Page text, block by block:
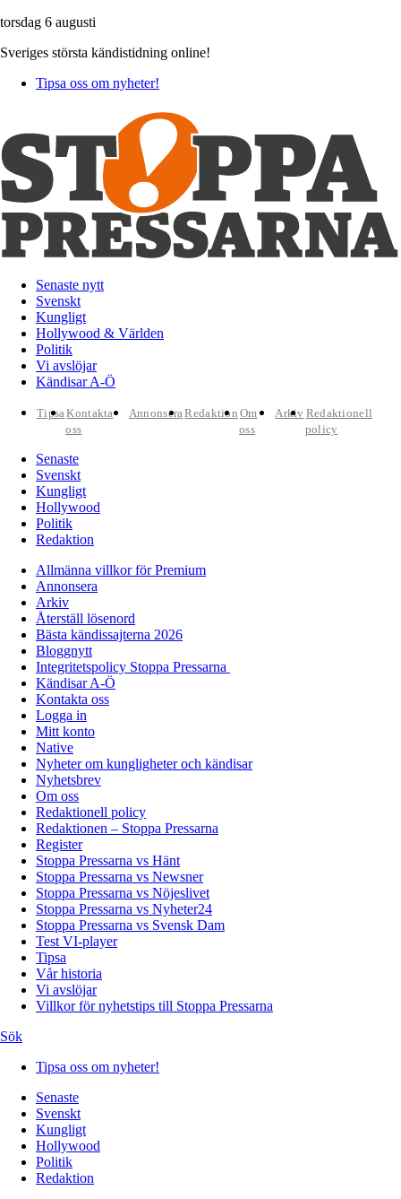
torsdag 6 augusti
Sveriges största kändistidning online!
Tipsa oss om nyheter!
Senaste nytt
Svenskt
Kungligt
Hollywood & Världen
Politik
Vi avslöjar
Kändisar A-Ö
TipsaKontakta
oss
AnnonseraRedaktion Om
oss
Arkiv Redaktionell
policy
Senaste
Svenskt
Kungligt
Hollywood
Politik
Redaktion
Allmänna villkor för Premium
Annonsera
Arkiv
Återställ lösenord
Bästa kändissajterna 2026
Bloggnytt
Integritetspolicy Stoppa Pressarna
Kändisar A-Ö
Kontakta oss
Logga in
Mitt konto
Native
Nyheter om kungligheter och kändisar
Nyhetsbrev
Om oss
Redaktionell policy
Redaktionen – Stoppa Pressarna
Register
Stoppa Pressarna vs Hänt
Stoppa Pressarna vs Newsner
Stoppa Pressarna vs Nöjeslivet
Stoppa Pressarna vs Nyheter24
Stoppa Pressarna vs Svensk Dam
Test VI-player
Tipsa
Vår historia
Vi avslöjar
Villkor för nyhetstips till Stoppa Pressarna
Sök
Tipsa oss om nyheter!
Senaste
Svenskt
Kungligt
Hollywood
Politik
Redaktion